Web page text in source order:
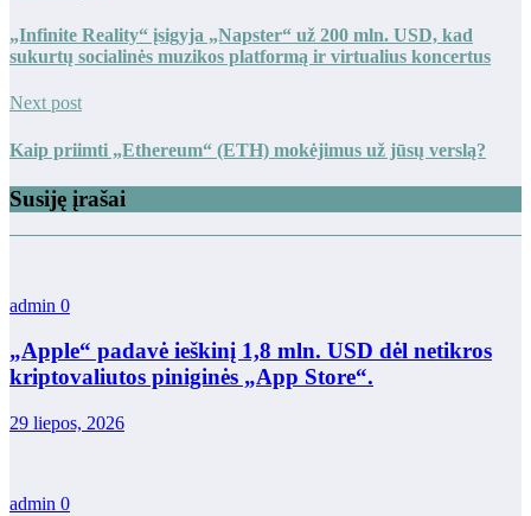
„Infinite Reality“ įsigyja „Napster“ už 200 mln. USD, kad
sukurtų socialinės muzikos platformą ir virtualius koncertus
Next post
Kaip priimti „Ethereum“ (ETH) mokėjimus už jūsų verslą?
Susiję įrašai
admin 0
„Apple“ padavė ieškinį 1,8 mln. USD dėl netikros
kriptovaliutos piniginės „App Store“.
29 liepos, 2026
admin 0